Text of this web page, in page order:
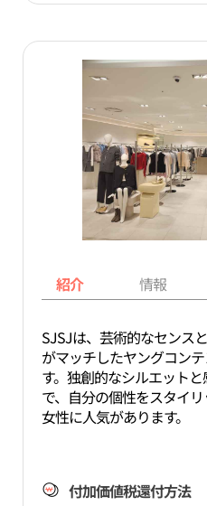
紹介 情報
SJSJは、芸術的なセンス
がマッチしたヤングコン
す。独創的なシルエット
で、自分の個性をスタイ
女性に人気があります。
付加価値税還付方法